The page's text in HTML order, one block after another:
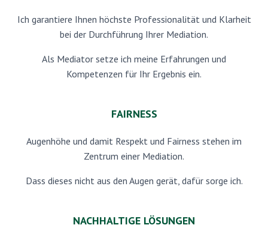
Ich garantiere Ihnen höchste Professionalität und Klarheit
bei der Durchführung Ihrer Mediation.
Als Mediator setze ich meine Erfahrungen und
Kompetenzen für Ihr Ergebnis ein.
FAIRNESS
Augenhöhe und damit Respekt und Fairness stehen im
Zentrum einer Mediation.
Dass dieses nicht aus den Augen gerät, dafür sorge ich.
NACHHALTIGE LÖSUNGEN